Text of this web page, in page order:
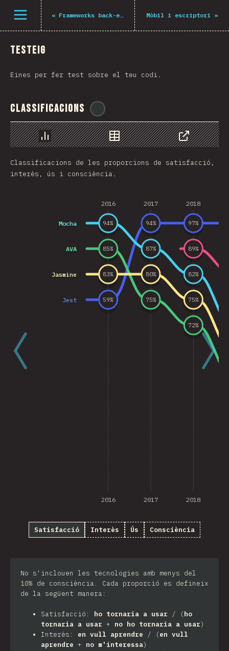
Open menu « Frameworks back-end Mòbil i escriptori »
Testeig
Eines per fer test sobre el teu codi.
Classificacions
Chart Data
Share
Classificacions de les proporcions de satisfacció,
interès, ús i consciència.
2016 2017 2018
2016 2017 2018
Jest
Mocha
AVA
Jasmine
59%
94% 97%
94%
87%
82%
89%
85%
75%
72%
83% 80%
75%
Satisfacció Interès Ús Consciència
No s'inclouen les tecnologies amb menys del
10% de consciència. Cada proporció es defineix
de la següent manera:
Satisfacció: ho tornaria a usar / (ho
tornaria a usar + no ho tornaria a usar)
Interès: en vull aprendre / (en vull
aprendre + no m'interessa)
Navigated to The State of JS 2021